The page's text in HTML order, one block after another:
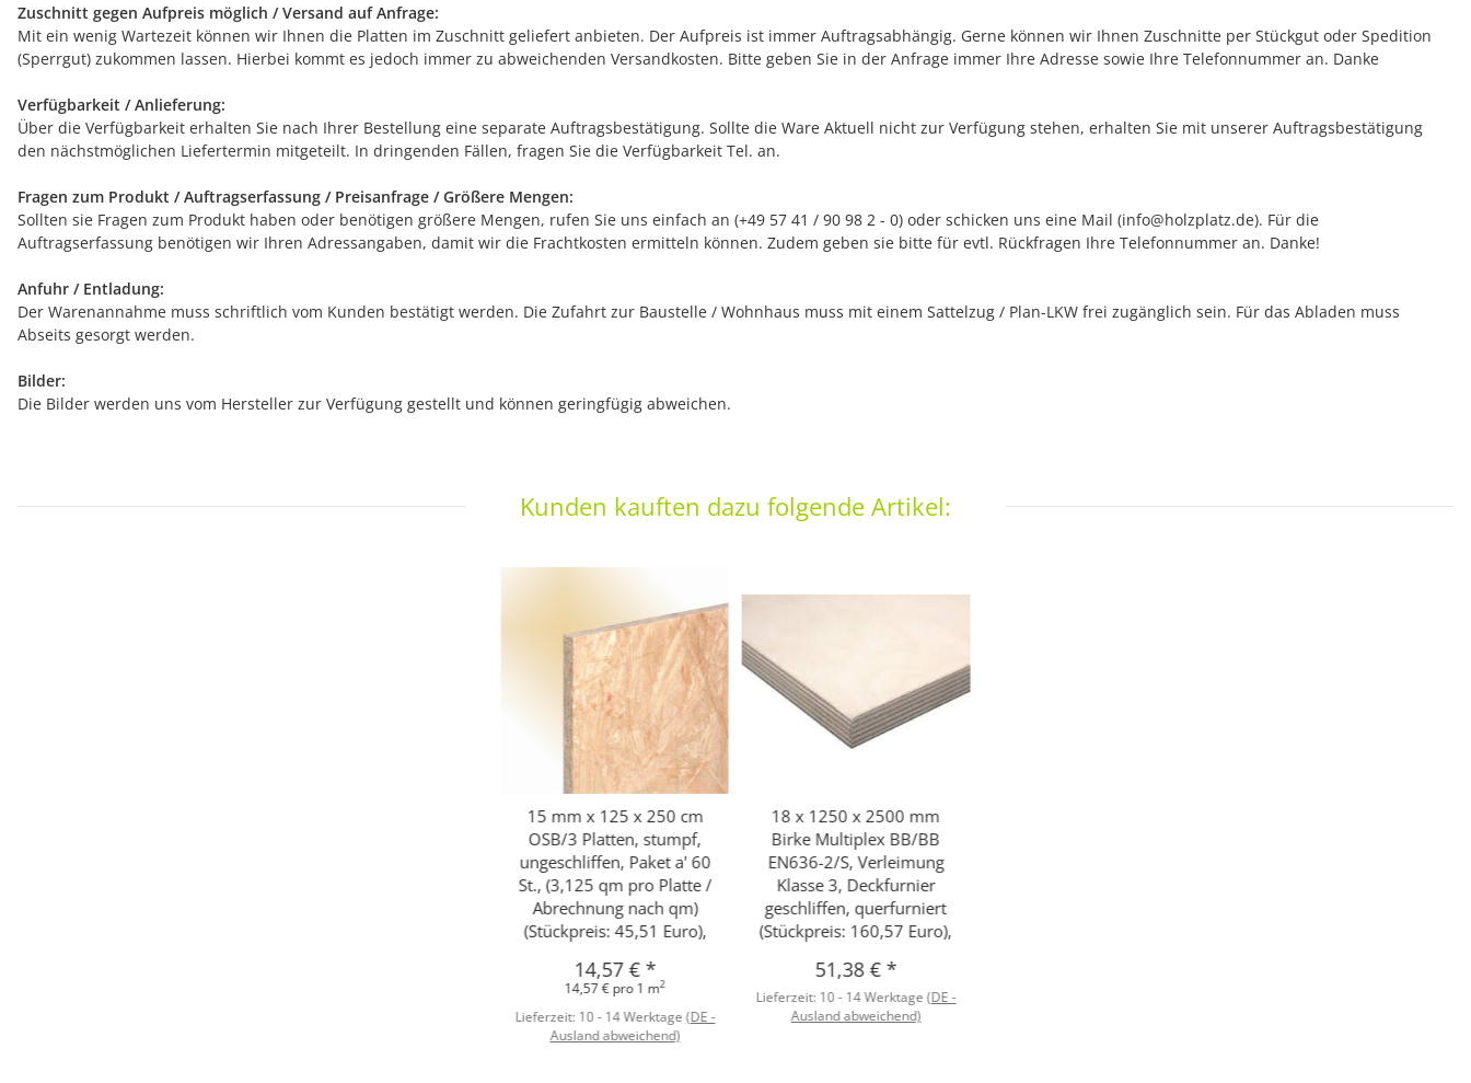
Zuschnitt gegen Aufpreis möglich / Versand auf Anfrage:
Mit ein wenig Wartezeit können wir Ihnen die Platten im Zuschnitt geliefert anbieten. Der Aufpreis ist immer Auftragsabhängig. Gerne können wir Ihnen Zuschnitte per Stückgut oder Spedition
(Sperrgut) zukommen lassen. Hierbei kommt es jedoch immer zu abweichenden Versandkosten. Bitte geben Sie in der Anfrage immer Ihre Adresse sowie Ihre Telefonnummer an. Danke
Verfügbarkeit / Anlieferung:
Über die Verfügbarkeit erhalten Sie nach Ihrer Bestellung eine separate Auftragsbestätigung. Sollte die Ware Aktuell nicht zur Verfügung stehen, erhalten Sie mit unserer Auftragsbestätigung
den nächstmöglichen Liefertermin mitgeteilt. In dringenden Fällen, fragen Sie die Verfügbarkeit Tel. an.
Fragen zum Produkt / Auftragserfassung / Preisanfrage / Größere Mengen:
Sollten sie Fragen zum Produkt haben oder benötigen größere Mengen, rufen Sie uns einfach an (+49 57 41 / 90 98 2 - 0) oder schicken uns eine Mail (info@holzplatz.de). Für die
Auftragserfassung benötigen wir Ihren Adressangaben, damit wir die Frachtkosten ermitteln können. Zudem geben sie bitte für evtl. Rückfragen Ihre Telefonnummer an. Danke!
Anfuhr / Entladung:
Der Warenannahme muss schriftlich vom Kunden bestätigt werden. Die Zufahrt zur Baustelle / Wohnhaus muss mit einem Sattelzug / Plan-LKW frei zugänglich sein. Für das Abladen muss
Abseits gesorgt werden.
Bilder:
Die Bilder werden uns vom Hersteller zur Verfügung gestellt und können geringfügig abweichen.
Kunden kauften dazu folgende Artikel:
15 mm x 125 x 250 cm
OSB/3 Platten, stumpf,
ungeschliffen, Paket a' 60
St., (3,125 qm pro Platte /
Abrechnung nach qm)
(Stückpreis: 45,51 Euro),
14,57 € *
14,57 € pro 1 m2
Lieferzeit: 10 - 14 Werktage (DE -
Ausland abweichend)
18 x 1250 x 2500 mm
Birke Multiplex BB/BB
EN636-2/S, Verleimung
Klasse 3, Deckfurnier
geschliffen, querfurniert
(Stückpreis: 160,57 Euro),
51,38 € *
Lieferzeit: 10 - 14 Werktage (DE -
Ausland abweichend)